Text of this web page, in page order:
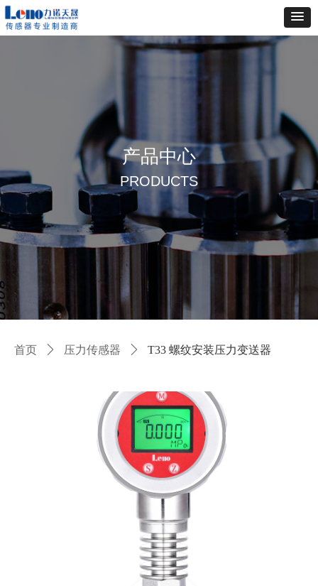
首页 ꄲ 压力传感器 ꄲ T33 螺纹安装压力变送器
产品中心
PRODUCTS